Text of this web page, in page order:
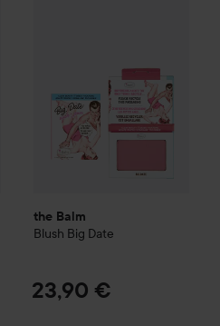
the Balm
Blush Big Date
23,90 €